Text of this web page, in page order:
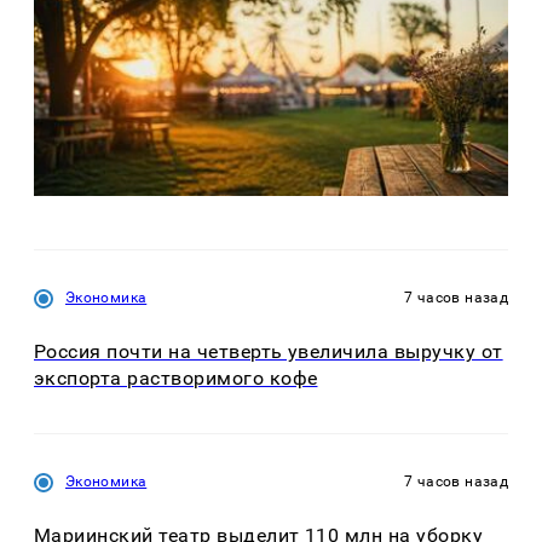
Экономика 7 часов назад
Россия почти на четверть увеличила выручку от
экспорта растворимого кофе
Экономика 7 часов назад
Мариинский театр выделит 110 млн на уборку